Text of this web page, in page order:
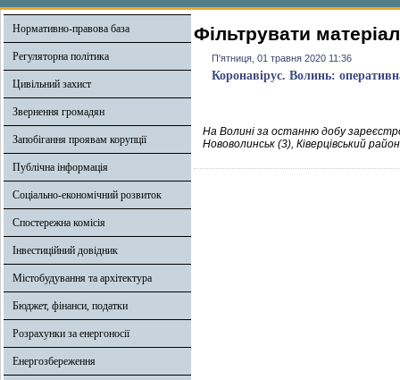
Нормативно-правова база
Регуляторна політика
Цивільний захист
Звернення громадян
Запобігання проявам корупції
Публічна інформація
Соціально-економічний розвиток
Спостережна комісія
Інвестиційний довідник
Містобудування та архітектура
Бюджет, фінанси, податки
Розрахунки за енергоносії
Енергозбереження
Фільтрувати
П'ятниця, 01 травня 2020 11:36
Коронавірус. Волинь:
На Волині за останню добу
Нововолинськ (3), Ківерцівський